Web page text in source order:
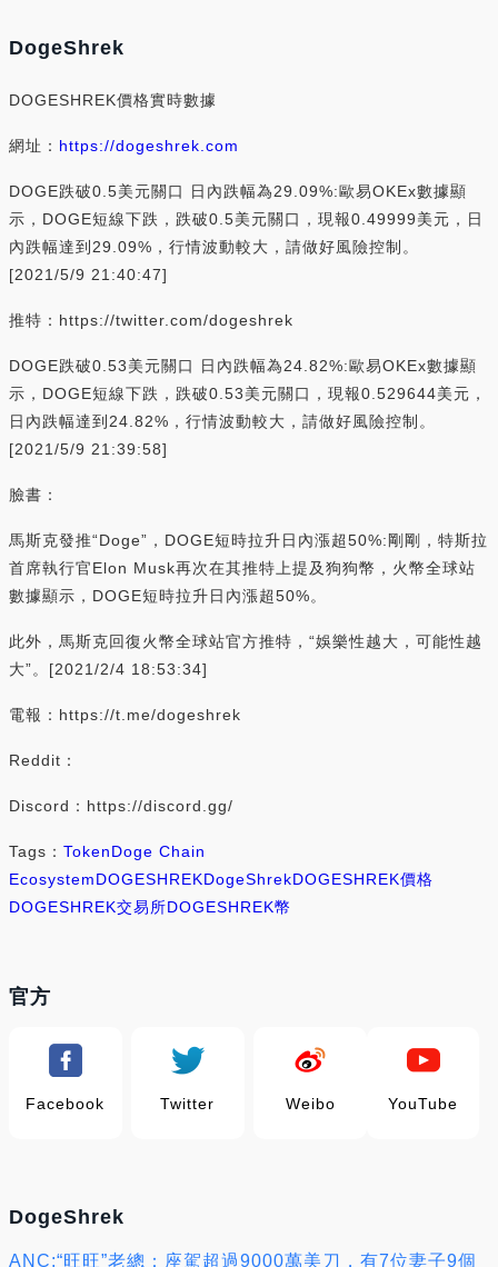
DogeShrek
DOGESHREK價格實時數據
網址： https://dogeshrek.com
DOGE跌破0.5美元關口 日內跌幅為29.09%:歐易OKEx數據顯
示，DOGE短線下跌，跌破0.5美元關口，現報0.49999美元，日
內跌幅達到29.09%，行情波動較大，請做好風險控制。
[2021/5/9 21:40:47]
推特：https://twitter.com/dogeshrek
DOGE跌破0.53美元關口 日內跌幅為24.82%:歐易OKEx數據顯
示，DOGE短線下跌，跌破0.53美元關口，現報0.529644美元，
日內跌幅達到24.82%，行情波動較大，請做好風險控制。
[2021/5/9 21:39:58]
臉書：
馬斯克發推“Doge”，DOGE短時拉升日內漲超50%:剛剛，特斯拉
首席執行官Elon Musk再次在其推特上提及狗狗幣，火幣全球站
數據顯示，DOGE短時拉升日內漲超50%。
此外，馬斯克回復火幣全球站官方推特，“娛樂性越大，可能性越
大”。[2021/2/4 18:53:34]
電報：https://t.me/dogeshrek
Reddit：
Discord：https://discord.gg/
Tags： TokenDoge Chain
EcosystemDOGESHREKDogeShrekDOGESHREK價格
DOGESHREK交易所DOGESHREK幣
官方
Facebook Twitter Weibo YouTube
DogeShrek
ANC:“旺旺”老總：座駕超過9000萬美刀，有7位妻子9個